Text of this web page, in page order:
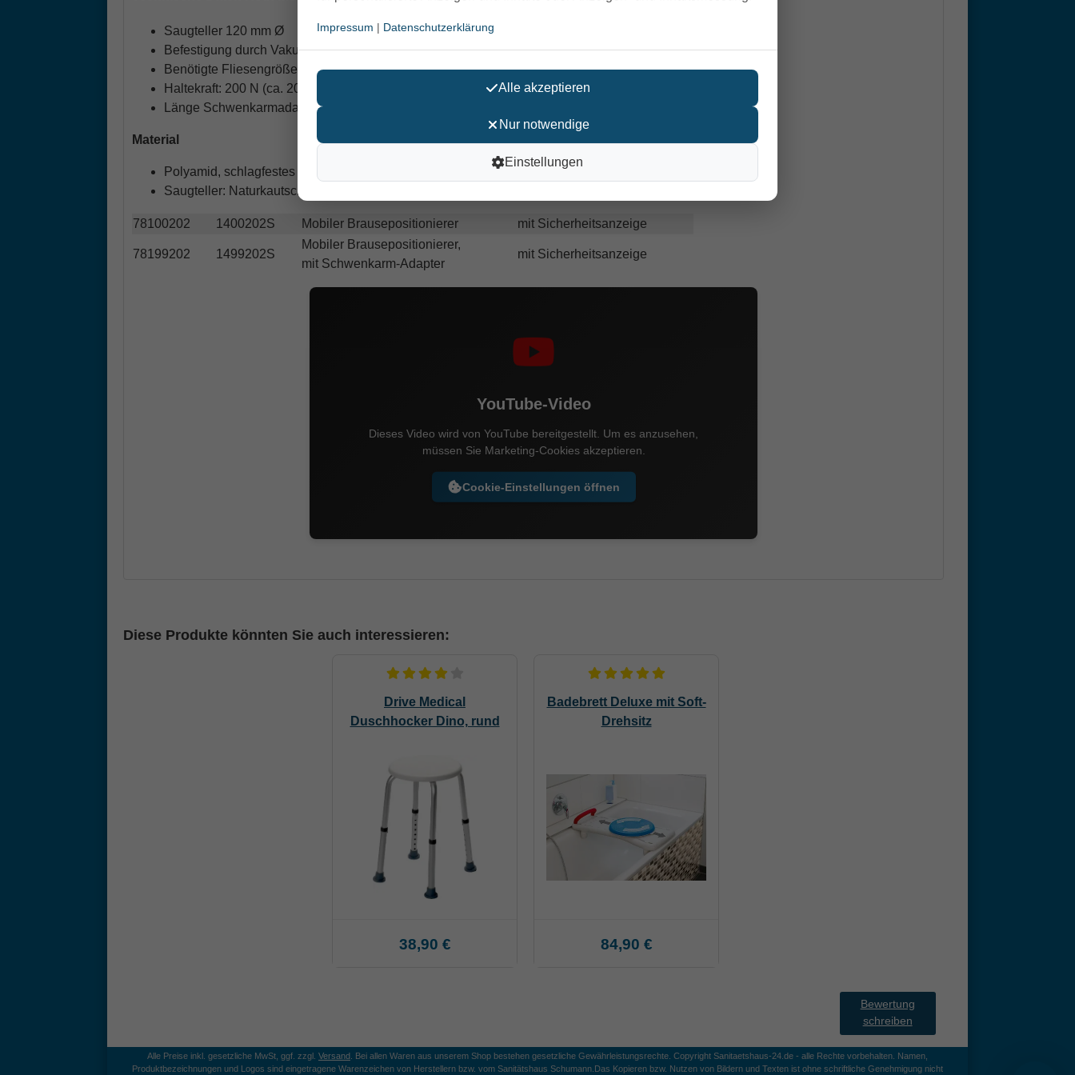
Saugteller 120 mm Ø
Befestigung durch Vakuumhebel
Benötigte Fliesengröße mindestens 130 x 130 mm
Haltekraft: 200 N (ca. 20 kg)
Länge Schwenkarmadapter 300 mm, optional
Material
Polyamid, schlagfestes PVC, rostfreier Edelstahl
Saugteller: Naturkautschuk
78100202 1400202S Mobiler Brausepositionierer mit Sicherheitsanzeige
78199202 1499202S
Mobiler Brausepositionierer,
mit Schwenkarm-Adapter
mit Sicherheitsanzeige
YouTube-Video
Dieses Video wird von YouTube bereitgestellt. Um es anzusehen,
müssen Sie Marketing-Cookies akzeptieren.
Cookie-Einstellungen öffnen
Diese Produkte könnten Sie auch interessieren:
Drive Medical
Duschhocker Dino, rund
38,90 €
Badebrett Deluxe mit Soft-
Drehsitz
84,90 €
Bewertung
schreiben
Alle Preise inkl. gesetzliche MwSt, ggf. zzgl. Versand . Bei allen Waren aus unserem Shop bestehen gesetzliche Gewährleistungsrechte. Copyright Sanitaetshaus-24.de - alle Rechte vorbehalten. Namen,
Produktbezeichnungen und Logos sind eingetragene Warenzeichen von Herstellern bzw. vom Sanitätshaus Schumann. Das Kopieren bzw. Nutzen von Bildern und Texten ist ohne schriftliche Genehmigung nicht
Impressum | Datenschutzerklärung
Alle akzeptieren
Nur notwendige
Einstellungen